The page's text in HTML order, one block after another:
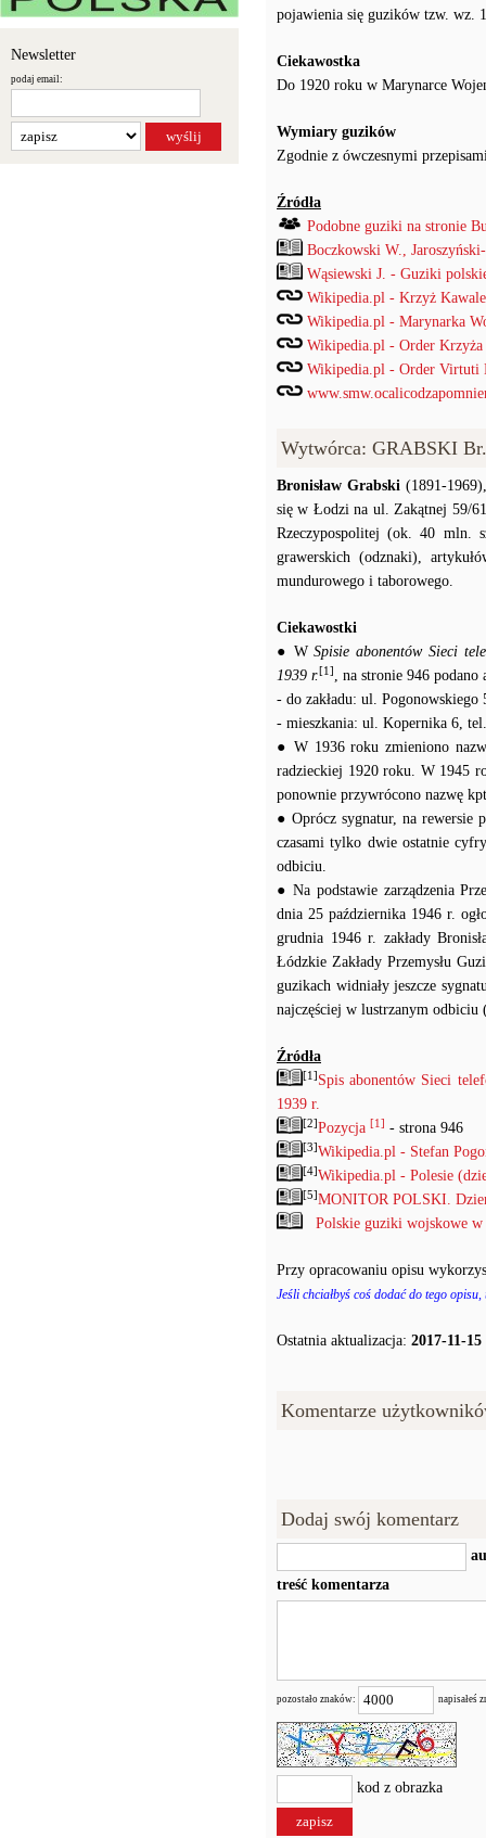
Newsletter
podaj email:
pojawienia się guzików tzw. wz.
Ciekawostka
Do 1920 roku w Marynarce
Wymiary guzików
Zgodnie z ówczesnymi
Źródła
Podobne guziki na stronie
Boczkowski W.,
Wąsiewski J. - Guziki
Wikipedia.pl - Krzyż
Wikipedia.pl - Marynarka
Wikipedia.pl - Order Krzyża
Wikipedia.pl - Order
Wytwórca: GRABSKI
Bronisław Grabski(1891-1969),
się w Łodzi na ul. Zakątnej 59/
Rzeczypospolitej (ok. 40 mln.
grawerskich (odznaki),
mundurowego i taborowego.
Ciekawostki
● WSpisie abonentów Sieci
1939 r.[1] , na stronie 946 podano
- do zakładu: ul.
- mieszkania: ul. Kopernika 6,
● W 1936 roku zmieniono
radzieckiej 1920 roku. W 1945
ponownie przywrócono nazwę
● Oprócz sygnatur, na rewersie
czasami tylko dwie ostatnie
odbiciu.
● Na podstawie zarządzenia
dnia 25 października 1946 r.
grudnia 1946 r. zakłady
Łódzkie Zakłady Przemysłu
guzikach widniały jeszcze
najczęściej w lustrzanym
Źródła
[1] Spis abonentów Sieci
1939 r.
[2]Pozycja [1] - strona 946
[3]Wikipedia.pl - Stefan
[4]Wikipedia.pl - Polesie
[5]MONITOR POLSKI.
Polskie guziki wojskowe
Przy opracowaniu opisu
Jeśli chciałbyś coś dodać do tego
Ostatnia aktualizacja: 2017-11-15
Komentarze
Dodaj swój komentarz
treść komentarza
pozostało znaków: napisałeś
kod z obrazka